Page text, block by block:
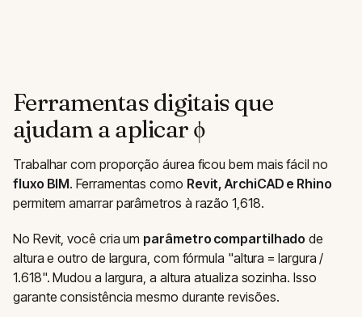
Ferramentas digitais que
ajudam a aplicar φ
Trabalhar com proporção áurea ficou bem mais fácil no
fluxo BIM. Ferramentas como Revit, ArchiCAD e Rhino
permitem amarrar parâmetros à razão 1,618.
No Revit, você cria um parâmetro compartilhado de
altura e outro de largura, com fórmula "altura = largura /
1.618". Mudou a largura, a altura atualiza sozinha. Isso
garante consistência mesmo durante revisões.